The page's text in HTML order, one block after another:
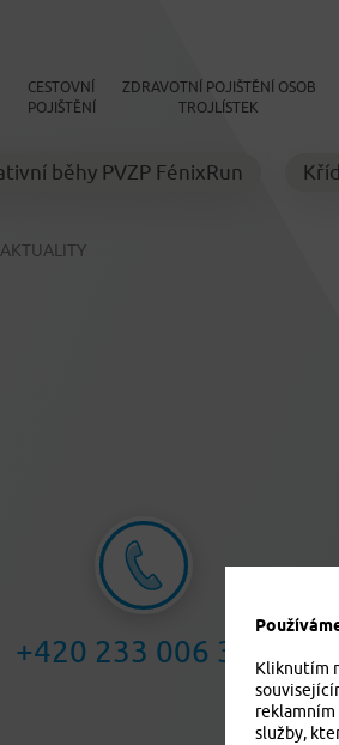
CESTOVNÍ
POJIŠTĚNÍ
ZDRAVOTNÍ POJIŠTĚNÍ OSOB
TROJLÍSTEK
běhy PVZP FénixRun
AKTUALITY
+420 233 006 311
Kliknutím
reklamním
služby,